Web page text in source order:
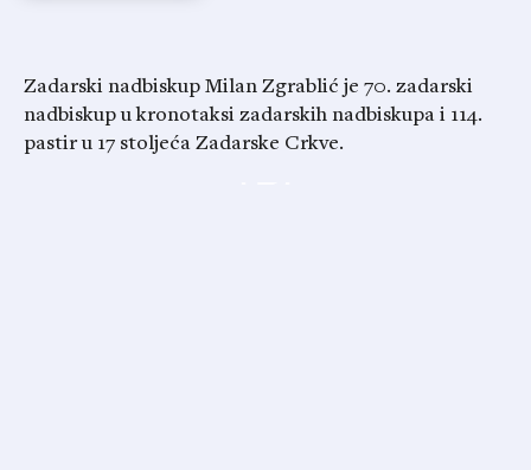
Zadarski nadbiskup Milan Zgrablić je 70. zadarski
nadbiskup u kronotaksi zadarskih nadbiskupa i 114.
pastir u 17 stoljeća Zadarske Crkve.